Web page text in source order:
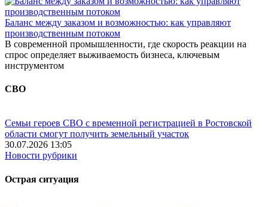
Баланс между заказом и возможностью: как управляют
производственным потоком
В современной промышленности, где скорость реакции на
спрос определяет выживаемость бизнеса, ключевым
инструментом
СВО
Семьи героев СВО с временной регистрацией в Ростовской
области смогут получить земельный участок
30.07.2026 13:05
Новости рубрики
Острая ситуация